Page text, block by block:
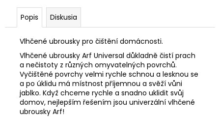
Popis Diskusia
Vlhčené ubrousky pro čištění domácnosti.
Vlhčené ubrousky Arf Universal důkladně čistí prach
a nečistoty z různých omyvatelných povrchů.
Vyčištěné povrchy velmi rychle schnou a lesknou se
a po úklidu má místnost příjemnou a svěží vůni
jablko. Když chceme rychle a snadno uklidit svůj
domov, nejlepším řešením jsou univerzální vlhčené
ubrousky Arf!
7,28
Pôvodne: